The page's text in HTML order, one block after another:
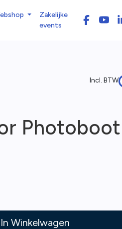
Zakelijke
events
Facebook
Incl. BTW
In Winkelwagen